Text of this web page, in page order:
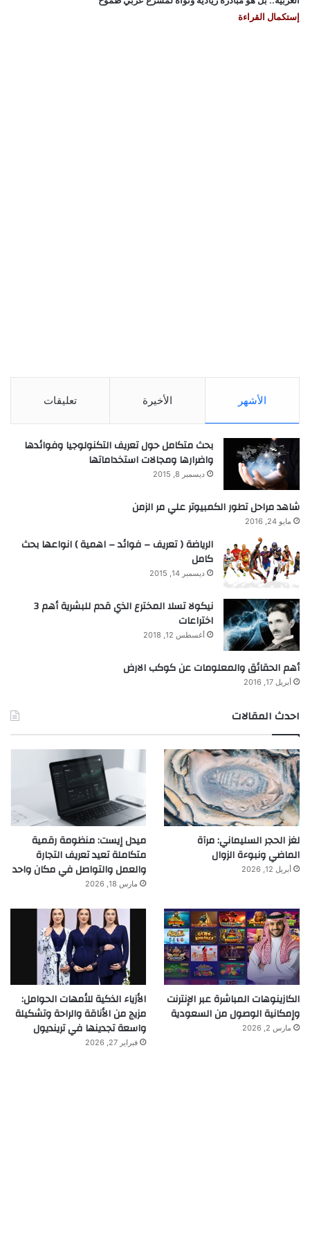
إستكمال القراءة
الأشهر الأخيرة تعليقات
بحث متكامل حول تعريف التكنولوجيا وفوائدها
واضرارها ومجالات استخداماتها
ديسمبر 8, 2015
شاهد مراحل تطور الكمبيوتر علي مر الزمن
مايو 24, 2016
الرياضة ( تعريف – فوائد – اهمية ) انواعها بحث
كامل
ديسمبر 14, 2015
نيكولا تسلا المخترع الذي قدم للبشرية أهم 3
اختراعات
أغسطس 12, 2018
أهم الحقائق والمعلومات عن كوكب الارض
أبريل 17, 2016
احدث المقالات
لغز الحجر السليماني: مرآة
الماضي ونبوءة الزوال
أبريل 12, 2026
ميدل إيست: منظومة رقمية
متكاملة تعيد تعريف التجارة
والعمل والتواصل في مكان واحد
مارس 18, 2026
الكازينوهات المباشرة عبر الإنترنت
وإمكانية الوصول من السعودية
مارس 2, 2026
الأزياء الذكية للأمهات الحوامل:
مزيج من الأناقة والراحة وتشكيلة
واسعة تجدينها في ترينديول
فبراير 27, 2026